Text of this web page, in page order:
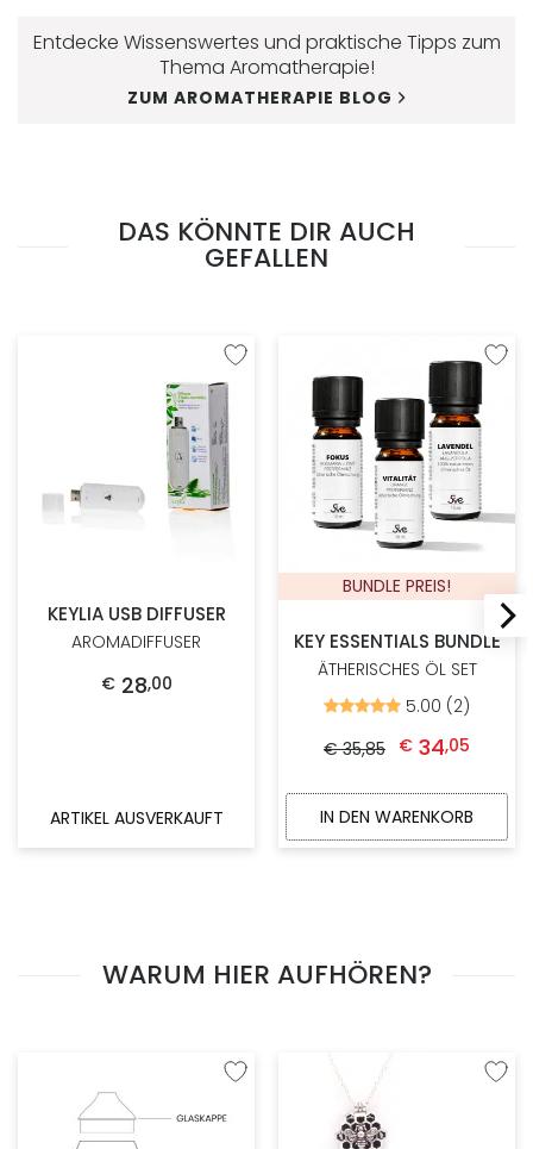
Entdecke Wissenswertes und praktische Tipps zum
Thema Aromatherapie!
ZUM AROMATHERAPIE BLOG
DAS KÖNNTE DIR AUCH
GEFALLEN
Zur Wunschliste hinzufügen
KEYLIA USB DIFFUSER
AROMADIFFUSER
€ 28,00
ARTIKEL AUSVERKAUFT
Zur
BUNDLE PREIS!
KEY ESSENTIALS BUNDLE
ÄTHERISCHES ÖL SET
Bewertet
5.00
von
5.00 (2)
€ 35,85
Ursprünglicher Preis war: € 35,85
€ 34,05
IN DEN WARENKORB
WARUM HIER AUFHÖREN?
Zur Wunschliste hinzufügen Zur